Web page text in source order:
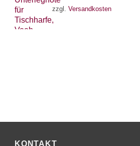
zzgl. Versandkosten
KONTAKT